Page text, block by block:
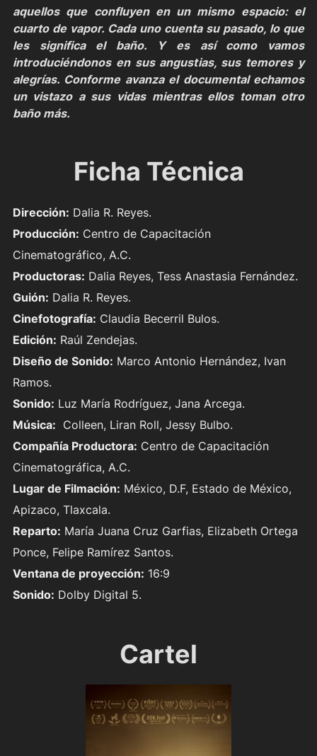
aquellos que confluyen en un mismo espacio: el
cuarto de vapor. Cada uno cuenta su pasado, lo que
les significa el baño. Y es así como vamos
introduciéndonos en sus angustias, sus temores y
alegrías. Conforme avanza el documental echamos
un vistazo a sus vidas mientras ellos toman otro
baño más.
Ficha Técnica
Dirección: Dalia R. Reyes.
Producción: Centro de Capacitación
Cinematográfico, A.C.
Productoras: Dalia Reyes, Tess Anastasia Fernández.
Guión: Dalia R. Reyes.
Cinefotografía: Claudia Becerril Bulos.
Edición: Raúl Zendejas.
Diseño de Sonido: Marco Antonio Hernández, Ivan
Ramos.
Sonido: Luz María Rodríguez, Jana Arcega.
Música: Colleen, Liran Roll, Jessy Bulbo.
Compañía Productora: Centro de Capacitación
Cinematográfica, A.C.
Lugar de Filmación: México, D.F, Estado de México,
Apizaco, Tlaxcala.
Reparto: María Juana Cruz Garfias, Elizabeth Ortega
Ponce, Felipe Ramírez Santos.
Ventana de proyección: 16:9
Sonido: Dolby Digital 5.
Cartel